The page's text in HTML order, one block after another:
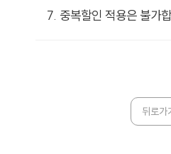
7. 중복할인 적용은 불가
뒤로가